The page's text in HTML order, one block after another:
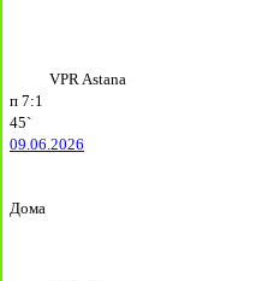
VPR Astana
п 7:1
45`
09.06.2026
Дома